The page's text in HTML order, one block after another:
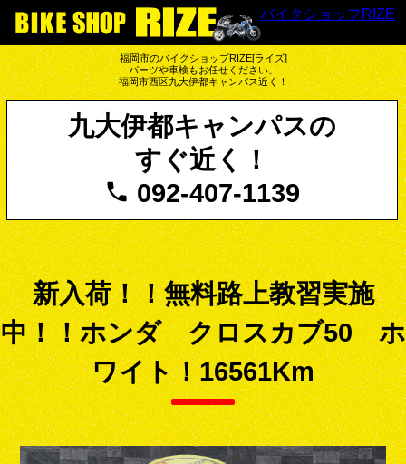
福岡市のバイクショップRIZE[ライズ]
パーツや車検もお任せください。
福岡市西区九大伊都キャンパス近く！
バイクショップRIZE
九大伊都キャンパスの
すぐ近く！
092-407-1139
新入荷！！無料路上教習実施
中！！ホンダ クロスカブ50 ホ
ワイト！16561Km